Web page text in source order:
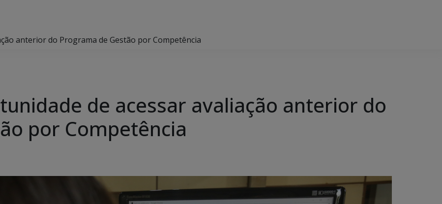
anterior do Programa de Gestão por Competência
de acessar avaliação anterior do
por Competência